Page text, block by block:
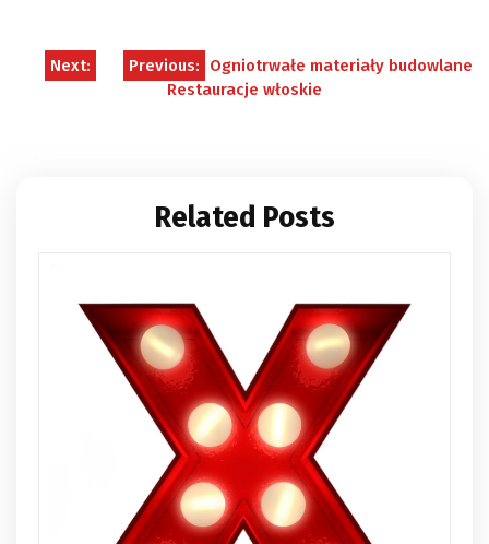
Nawigacja
Previous: Ogniotrwałe materiały budowlane
Next:
Restauracje włoskie
Related Posts